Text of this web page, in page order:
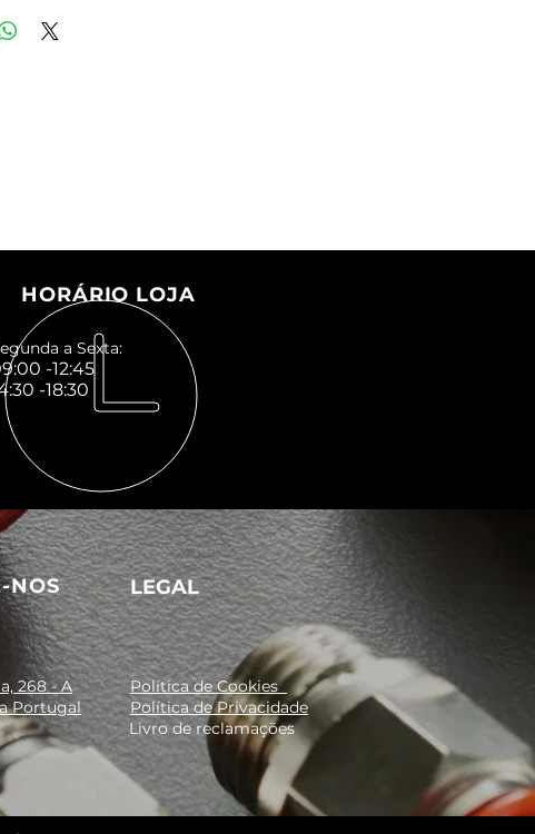
HORÁRIO LOJA
a Sexta:
-12:45
-18:30
NOS LEGAL
268 - A
Portugal
Política de Cookies
Política de Privacidade
Livro de reclamações